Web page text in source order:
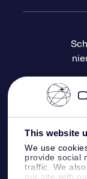
This website
We use
provide social
traffic. We
our site with
OSR
OSR
One
OSR
Fly me to